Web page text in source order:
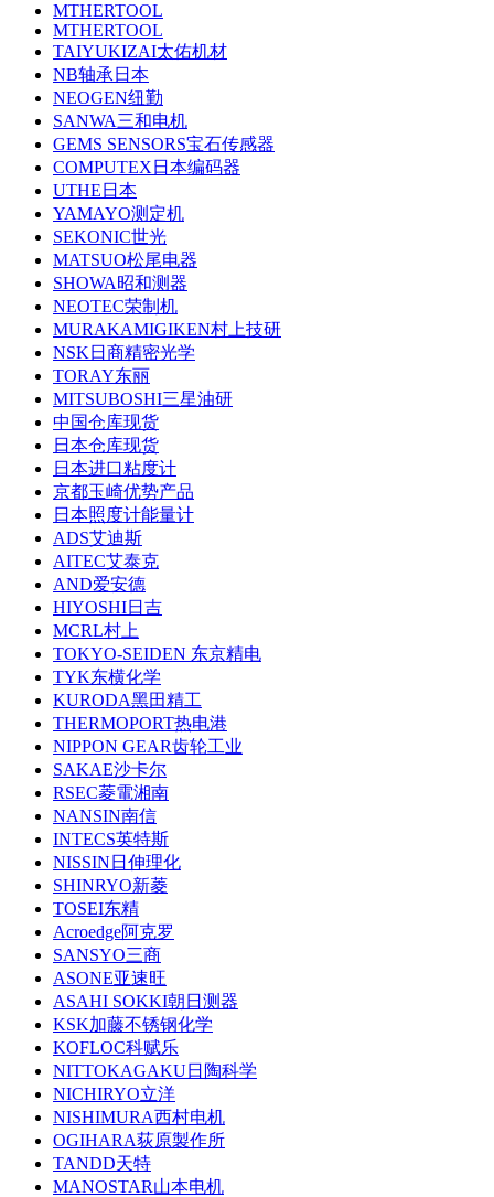
MTHERTOOL
MTHERTOOL
TAIYUKIZAI太佑机材
NB轴承日本
NEOGEN纽勤
SANWA三和电机
GEMS SENSORS宝石传感器
COMPUTEX日本编码器
UTHE日本
YAMAYO测定机
SEKONIC世光
MATSUO松尾电器
SHOWA昭和测器
NEOTEC荣制机
MURAKAMIGIKEN村上技研
NSK日商精密光学
TORAY东丽
MITSUBOSHI三星油研
中国仓库现货
日本仓库现货
日本进口粘度计
京都玉崎优势产品
日本照度计能量计
ADS艾迪斯
AITEC艾泰克
AND爱安德
HIYOSHI日吉
MCRL村上
TOKYO-SEIDEN 东京精电
TYK东横化学
KURODA黑田精工
THERMOPORT热电港
NIPPON GEAR齿轮工业
SAKAE沙卡尔
RSEC菱電湘南
NANSIN南信
INTECS英特斯
NISSIN日伸理化
SHINRYO新菱
TOSEI东精
Acroedge阿克罗
SANSYO三商
ASONE亚速旺
ASAHI SOKKI朝日测器
KSK加藤不锈钢化学
KOFLOC科赋乐
NITTOKAGAKU日陶科学
NICHIRYO立洋
NISHIMURA西村电机
OGIHARA荻原製作所
TANDD天特
MANOSTAR山本电机